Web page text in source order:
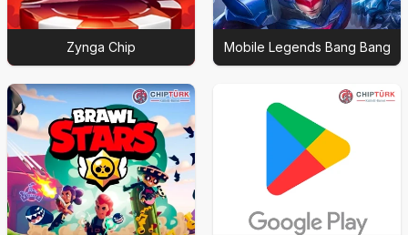
Zynga Chip Mobile Legends Bang Bang